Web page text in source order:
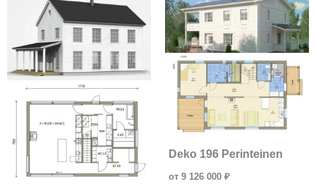
Deko 196 Perinteinen
от 9 126 000 ₽